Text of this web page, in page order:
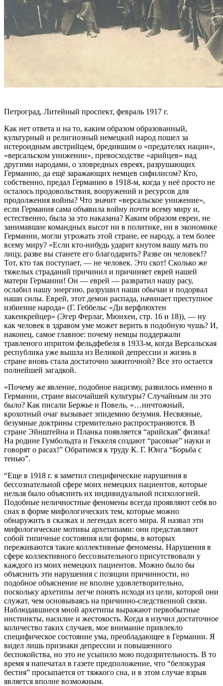
Петроград, Литейный проспект, февраль 1917 г.
Как нет ответа и на то, каким образом образованный,
культурный и религиозный немецкий народ пошел за
истероидным австрийцем, бредившим о «предателях нации»,
«версальском унижении», превосходстве «арийцев» над
другими народами, о зловредных евреях, разрушающих
Германию, да ещё заражающих немцев сифилисом? Кто,
собственно, предал Германию в 1918-м, когда у неё просто не
осталось продовольствия, вооружений и ресурсов для
продолжения войны? Что значит «версальское унижение»,
если Германия сама объявила войну почти всему миру и,
естественно, была за это наказана? Каким образом евреи, не
занимавшие командных высот ни в политике, ни в экономике
Германии, могли угрожать этой стране, ее народу, а тем более
всему миру? «Если кто-нибудь ударит кнутом вашу мать по
лицу, разве вы станете его благодарить? Разве он человек!?
Тот, кто так поступает, — не человек. Это скот! Сколько же
тяжелых страданий причинил и причиняет еврей нашей
матери Германии! Он — еврей — развратил нашу расу,
ослабил нашу энергию, разрушил наши обычаи и подорвал
наши силы. Еврей, этот демон распада, начинает преступное
избиение народа» (Г. Геббельс «Ди верфлюхтен
хакенкрейцер» (Эгер Ферлаг, Мюнхен, стр. 16 и 18)), — ну
как человек в здравом уме может верить в подобную чушь? И,
наконец, самое главное: почему немцы поддержали
травленого ипритом фельдфебеля в 1933-м, когда Версальская
республика уже вышла из Великой депрессии и жизнь в
стране вновь стала достаточно зажиточной? Все это остается
полнейшей загадкой.
«Почему же явление, подобное нацизму, развилось именно в
Германии, стране высочайшей культуры? Случайным ли это
было? Как писали Бержье и Повель, «…ничтожный,
крохотный очаг вызывает эпидемию безумия. Несвязные,
безумные доктрины стремительно распространяются. В
стране Эйнштейна и Планка появляется “арийская” физика!
На родине Гумбольдта и Геккеля создают “расовые” науки и
говорят о расах!” Обратимся к труду К. Г. Юнга “Борьба с
тенью”.
“Еще в 1918 г. я заметил специфические нарушения в
бессознательной сфере моих немецких пациентов, которые
нельзя было объяснить их индивидуальной психологией.
Подобные неличностные феномены всегда проявляют себя во
снах в форме мифологических тем, которые можно
обнаружить в сказках и легендах всего мира. Я назвал эти
мифологические мотивы архетипами: они представляют
собой типичные состояния или формы, в которых
переживаются такие коллективные феномены. Нарушения в
сфере коллективного бессознательного присутствовали у
каждого из моих немецких пациентов. Можно было бы
объяснить эти нарушения с позиции причинности, но
подобное объяснение не вполне удовлетворительно,
поскольку архетипы легче понять исходя из цели, которой они
служат, чем основываясь на причинно-следственной связи.
Наблюдавшиеся мной архетипы выражают первобытные
инстинкты, насилие и жестокость. Когда я изучил достаточное
количество таких случаев, мое внимание привлекло
специфическое состояние ума, преобладающее в Германии. Я
видел лишь признаки депрессии и повышенного
беспокойства, но это не усыпило мою подозрительность. В то
время я напечатал в газете предположение, что “белокурая
бестия” просыпается от тяжкого сна, и в этом случае взрыв
является вполне возможным.